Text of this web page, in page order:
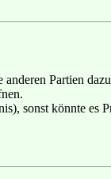
Partien
sonst könnte es